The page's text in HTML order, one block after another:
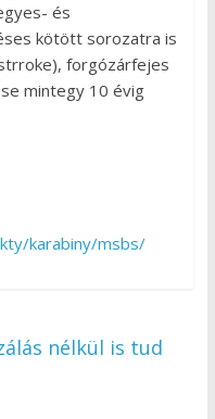
és
kötött sorozatra is
forgózárfejes
mintegy 10 évig
karabiny/msbs/
nélkül is tud